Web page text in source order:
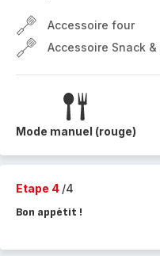
Accessoire four
Accessoire Snack
Mode manuel (rouge)
Etape 4 /4
Bon appétit !